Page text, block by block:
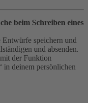
beim Schreiben eines
speichern und
und absenden.
der Funktion
in deinem persönlichen